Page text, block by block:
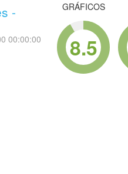
-
00:00:00
GRÁFICOS
8.5